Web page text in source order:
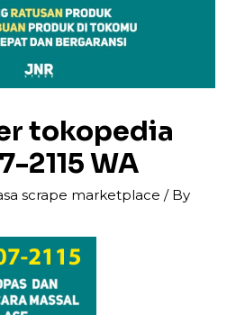
tokopedia
2115 WA
scrape marketplace / By